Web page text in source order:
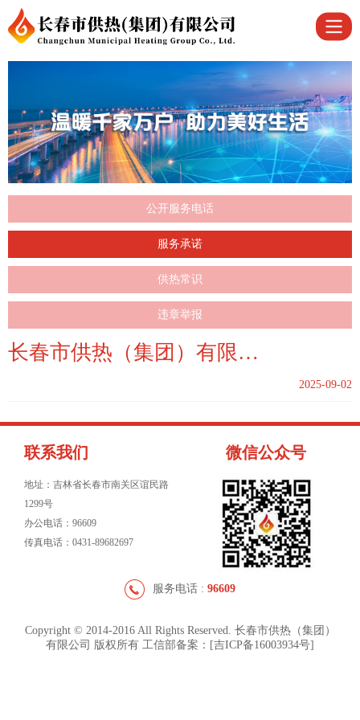
公开服务电话
服务承诺
供热常识
违章举报
长春市供热（集团）有限公司公开服务承诺
2025-09-02
联系我们
地址：吉林省长春市南关区谊民路
1299号
办公电话：96609
传真电话：0431-89682697
微信公众号
服务电话 : 96609
Copyright © 2014-2016 All Rights Reserved. 长春市供热（集团）
有限公司 版权所有 工信部备案：[吉ICP备16003934号]